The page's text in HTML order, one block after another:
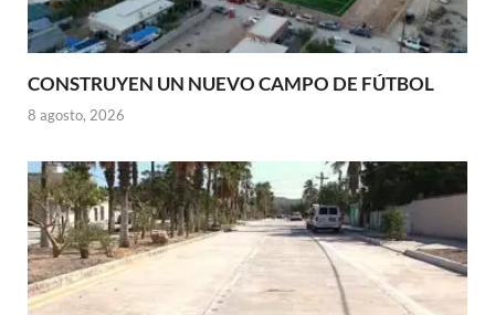
CONSTRUYEN UN NUEVO CAMPO DE FÚTBOL
8 agosto, 2026